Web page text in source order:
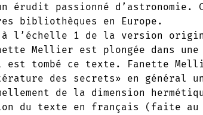
érudit passionné
bibliothèques en Europe.
l’échelle 1 de la version
Mellier est plongée dans
est tombé ce texte. Fanette
des secrets» en général
de la dimension
du texte en français (faite au